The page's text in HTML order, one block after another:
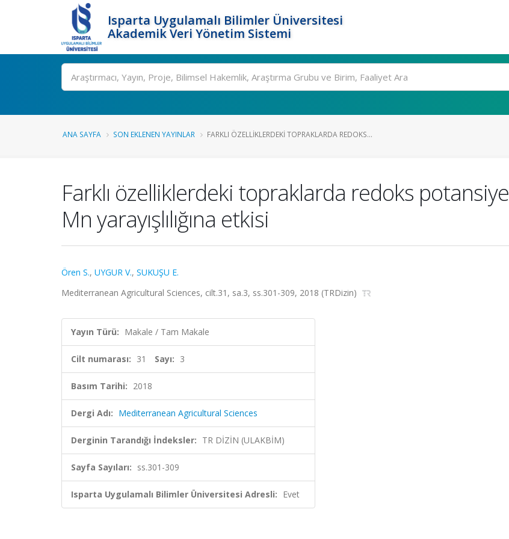
Isparta Uygulamalı Bilimler Üniversitesi
Akademik Veri Yönetim Sistemi
Ara
ANA SAYFA SON EKLENEN YAYINLAR FARKLI ÖZELLIKLERDEKI TOPRAKLARDA REDOKS...
Farklı özelliklerdeki topraklarda redoks
Mn yarayışlılığına etkisi
Ören S., UYGUR V., SUKUŞU E.
Mediterranean Agricultural Sciences, cilt.31, sa.3, ss.301-309, 2018 (TRDizin)
Yayın Türü: Makale / Tam Makale
Cilt numarası: 31 Sayı: 3
Basım Tarihi: 2018
Dergi Adı: Mediterranean Agricultural Sciences
Derginin Tarandığı İndeksler: TR DİZİN (ULAKBİM)
Sayfa Sayıları: ss.301-309
Isparta Uygulamalı Bilimler Üniversitesi Adresli: Evet